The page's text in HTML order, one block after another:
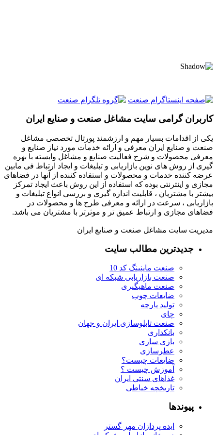
کاربران گرامی سایت مشاغل صنعت و صنایع ایران
یکی از اقدامات بسیار مهم و ارزشمند پورتال تخصصی مشاغل
صنعت و صنایع ایران معرفی و ارائه خدمات مورد نیاز صنایع و
معرفی محصولات و شرح فعالیت صنایع و مشاغل وابسته با بهره
گیری از روش های نوین بازاریابی و تبلیغات و ایجاد ارتباط فی مابین
عرضه کننده خدمات و محصولات و استفاده کننده از آنها در فضاهای
مجازی و اینترنتی بوده که استفاده از این روش باعث ایجاد تمرکز
بیشتر با مشتریان ، قابلیت اندازه گیری و بررسی انواع تبلیغات و
بازاریابی ، سرعت در ارائه و معرفی طرح ها و محصولات در
فضاهای مجازی و ارتباط عمیق تر و موثرتر با مشتریان می باشد.
مدیریت سایت مشاغل صنعت و صنایع ایران
جدیدترین مطالب سایت
صنعت ماینینگ کد 10
صنعت بازاریابی شبکه ای
صنعت ماهیگیری
ضایعات چوب
تولید پارچه
چای
صنعت تابلوسازی ایران و جهان
بانکداری
بازی سازی
عطرسازی
ضایعات چیست؟
آموزش چیست ؟
غذاهای سنتی ایران
تاریخچه خیاطی
پیوندها
ایده پردازان مهر گستر